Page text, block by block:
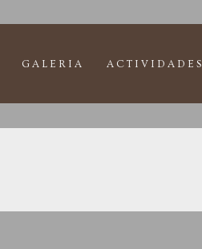
GALERIA ACTIVIDADES